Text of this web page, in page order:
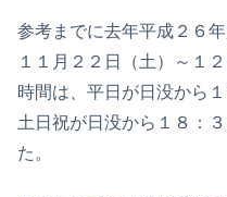
参考までに去年平成２６
１１月２２日（土）～１
時間は、平日が日没から
土日祝が日没から１８：
た。